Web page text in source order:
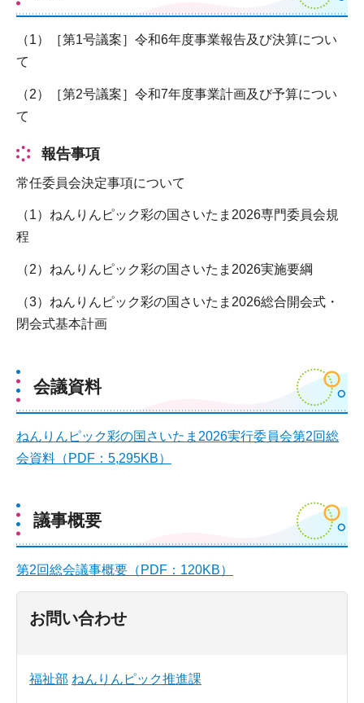
（1）［第1号議案］令和6年度事業報告及び決算につい
て
（2）［第2号議案］令和7年度事業計画及び予算につい
て
報告事項
常任委員会決定事項について
（1）ねんりんピック彩の国さいたま2026専門委員会規
程
（2）ねんりんピック彩の国さいたま2026実施要綱
（3）ねんりんピック彩の国さいたま2026総合開会式・
閉会式基本計画
会議資料
ねんりんピック彩の国さいたま2026実行委員会第2回総
会資料（PDF：5,295KB）
議事概要
第2回総会議事概要（PDF：120KB）
お問い合わせ
福祉部 ねんりんピック推進課